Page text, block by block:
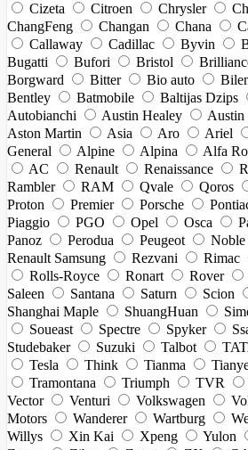
Cizeta
Citroen Chrysler
ChangFeng
Changan Chana
Callaway
Cadillac Byvin
Bugatti
Bufori Bristol
Borgward
Bitter Bio auto
Bentley
Batmobile Baltijas Dzips
Autobianchi
Austin Healey Austin
Aston Martin
Asia Aro Ariel
General
Alpine Alpina Alfa
AC
Renault Renaissance
Rambler
RAM Qvale Qoros
Proton
Premier Porsche
Piaggio
PGO Opel Osca
Panoz
Perodua Peugeot Noble
Renault Samsung
Rezvani Rimac
Rolls-Royce
Ronart Rover
Saleen
Santana Saturn Scion
Shanghai Maple
ShuangHuan
Soueast
Spectre Spyker
Studebaker
Suzuki Talbot
Tesla
Think Tianma
Tramontana
Triumph TVR
Vector
Venturi Volkswagen
Motors
Wanderer Wartburg
Willys
Xin Kai Xpeng Yulon